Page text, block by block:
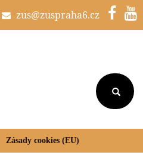
zus@zuspraha6.cz
Zásady cookies (EU)